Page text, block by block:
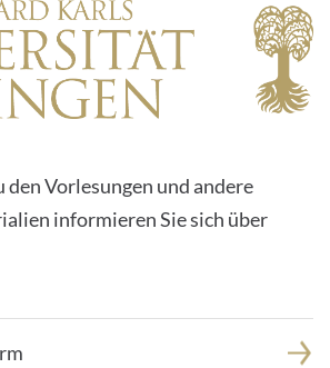
den Vorlesungen und andere
informieren Sie sich über